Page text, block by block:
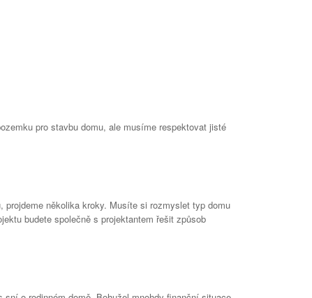
pro stavbu domu, ale musíme respektovat jisté
několika kroky. Musíte si rozmyslet typ domu
budete společně s projektantem řešit způsob